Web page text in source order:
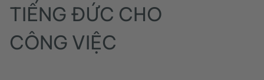
TIẾNG ĐỨC CHO
CÔNG VIỆC